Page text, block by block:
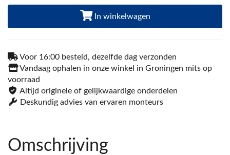
In winkelwagen
Voor 16:00 besteld, dezelfde dag verzonden
Vandaag ophalen in onze winkel in Groningen mits op
voorraad
Altijd originele of gelijkwaardige onderdelen
Deskundig advies van ervaren monteurs
Omschrijving